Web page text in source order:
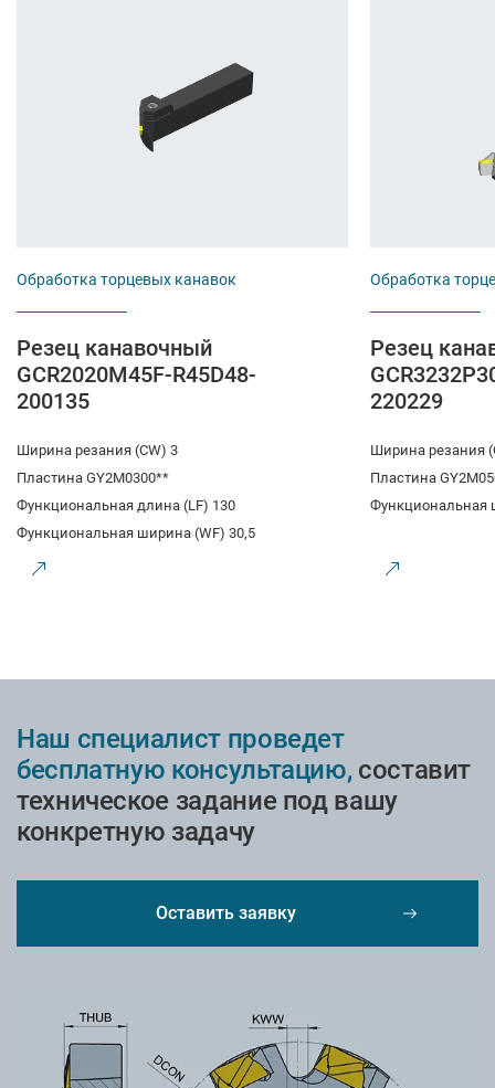
Обработка торцевых канавок
Резец канавочный
GCR2020M45F-R45D48-
200135
Ширина резания (CW) 3
Пластина GY2M0300**
Функциональная длина (LF) 130
Функциональная ширина (WF) 30,5
Обработка
Резец
220229
Ширина резания
Пластина
Функциональная
Наш специалист проведет
бесплатную консультацию, составит
техническое задание под вашу
конкретную задачу
Оставить заявку